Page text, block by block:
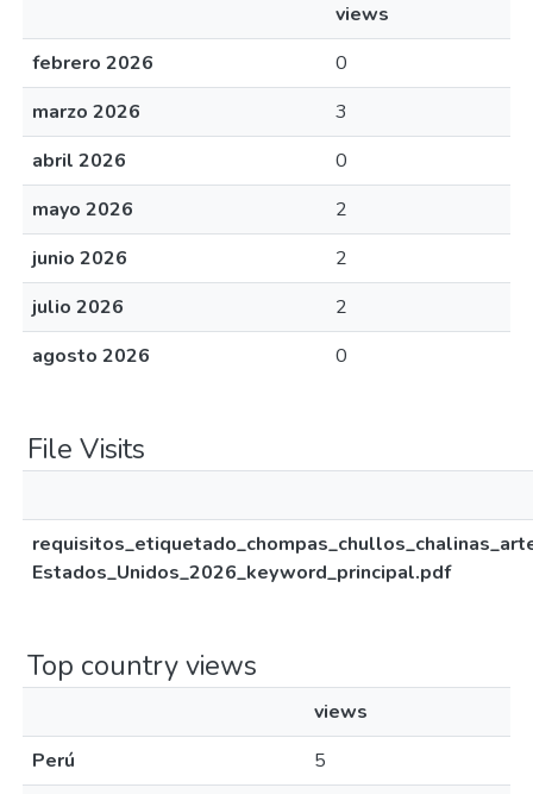
views
febrero 2026
0
marzo 2026
3
abril 2026
0
mayo 2026
2
junio 2026
2
julio 2026
2
agosto 2026
0
File Visits
Estados_Unidos_2026_keyword_principal.pdf
Top country views
views
Perú
5